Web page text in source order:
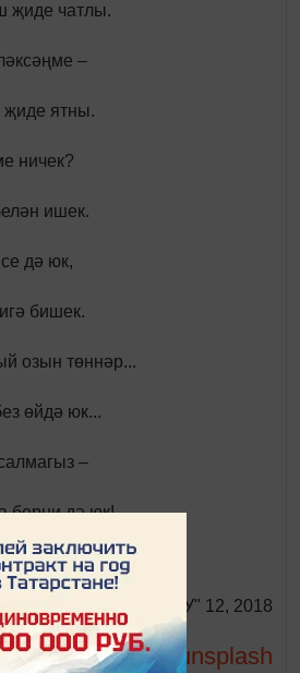
җиде чатлы.
–
ятны.
ничек?
ишек.
дә юк,
бишек.
озын төннәр...
өйдә юк...
–
берни дә юк!
"КУ" 12, 2018
Фото:unsplash